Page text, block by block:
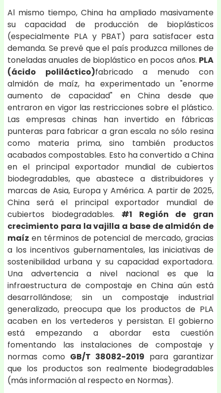
Al mismo tiempo, China ha ampliado masivamente
su capacidad de producción de bioplásticos
(especialmente PLA y PBAT) para satisfacer esta
demanda. Se prevé que el país produzca millones de
toneladas anuales de bioplástico en pocos años. PLA
(ácido poliláctico)fabricado a menudo con
almidón de maíz, ha experimentado un "enorme
aumento de capacidad" en China desde que
entraron en vigor las restricciones sobre el plástico.
Las empresas chinas han invertido en fábricas
punteras para fabricar a gran escala no sólo resina
como materia prima, sino también productos
acabados compostables. Esto ha convertido a China
en el principal exportador mundial de cubiertos
biodegradables, que abastece a distribuidores y
marcas de Asia, Europa y América. A partir de 2025,
China será el principal exportador mundial de
cubiertos biodegradables. #1 Región de gran
crecimiento para la vajilla a base de almidón de
maíz en términos de potencial de mercado, gracias
a los incentivos gubernamentales, las iniciativas de
sostenibilidad urbana y su capacidad exportadora.
Una advertencia a nivel nacional es que la
infraestructura de compostaje en China aún está
desarrollándose; sin un compostaje industrial
generalizado, preocupa que los productos de PLA
acaben en los vertederos y persistan. El gobierno
está empezando a abordar esta cuestión
fomentando las instalaciones de compostaje y
normas como GB/T 38082-2019 para garantizar
que los productos son realmente biodegradables
(más información al respecto en Normas).